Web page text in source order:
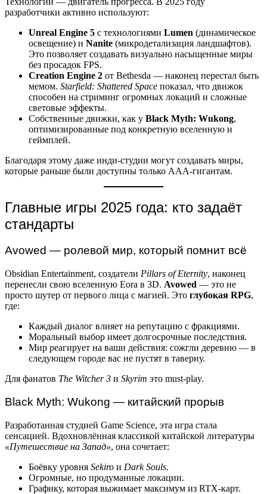
разработчики активно используют:
Unreal Engine 5 с технологиями Lumen (динамическое
освещение) и Nanite (микродетализация ландшафтов).
Это позволяет создавать визуально насыщенные миры
без просадок FPS.
Creation Engine 2 от Bethesda — наконец перестал быть
мемом. Starfield: Shattered Space показал, что движок
способен на стриминг огромных локаций и сложные
световые эффекты.
Собственные движки, как у Black Myth: Wukong,
оптимизированные под конкретную вселенную и
геймплей.
Благодаря этому даже инди-студии могут создавать миры,
которые раньше были доступны только AAA-гигантам.
Главные игры 2025 года: кто задаёт
стандарты
Avowed — ролевой мир, который помнит всё
Obsidian Entertainment, создатели Pillars of Eternity, наконец
перенесли свою вселенную Eora в 3D. Avowed — это не
просто шутер от первого лица с магией. Это глубокая RPG,
где:
Каждый диалог влияет на репутацию с фракциями.
Моральный выбор имеет долгосрочные последствия.
Мир реагирует на ваши действия: сожгли деревню — в
следующем городе вас не пустят в таверну.
Для фанатов The Witcher 3 и Skyrim это must-play.
Black Myth: Wukong — китайский прорыв
Разработанная студией Game Science, эта игра стала
сенсацией. Вдохновлённая классикой китайской литературы
«Путешествие на Запад», она сочетает:
Боёвку уровня Sekiro и Dark Souls.
Огромные, но продуманные локации.
Графику, которая выжимает максимум из RTX-карт.